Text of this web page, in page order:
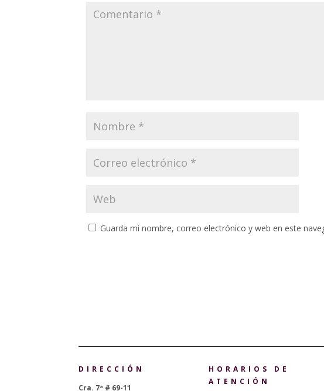
Guarda mi nombre, correo electrónico y web en este
DIRECCIÓN
Cra. 7ª # 69-11
HORARIOS DE
ATENCIÓN